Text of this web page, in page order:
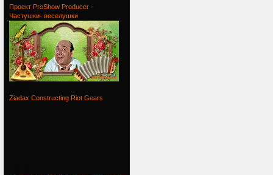
Проект ProShow Producer -
Частушки- веселушки
Ziadax Constructing Riot Gears